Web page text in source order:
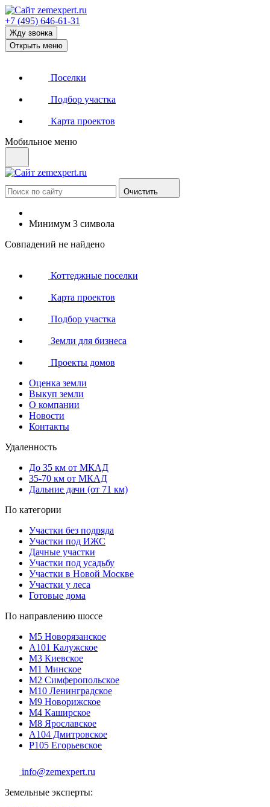
+7 (495) 646-61-31
Жду звонка
Открыть меню
Поселки
Подбор участка
Карта проектов
Мобильное меню
Очистить
Минимум 3 символа
Совпадений не найдено
Коттеджные поселки
Карта проектов
Подбор участка
Земли для бизнеса
Проекты домов
Оценка земли
Выкуп земли
О компании
Новости
Контакты
Удаленность
До 35 км от МКАД
35-70 км от МКАД
Дальние дачи (от 71 км)
По категории
Участки без подряда
Участки под ИЖС
Дачные участки
Участки под усадьбу
Участки в Новой Москве
Участки у леса
Готовые дома
По направлению шоссе
М5 Новорязанское
A101 Калужское
М3 Киевское
М1 Минское
М2 Симферопольское
М10 Ленинградское
М9 Новорижское
М4 Каширское
М8 Ярославское
A104 Дмитровское
P105 Егорьевское
info@zemexpert.ru
Земельные эксперты: